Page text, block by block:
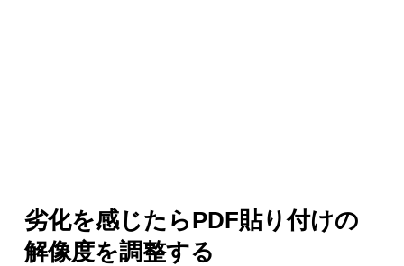
劣化を感じたらPDF貼り付けの
解像度を調整する